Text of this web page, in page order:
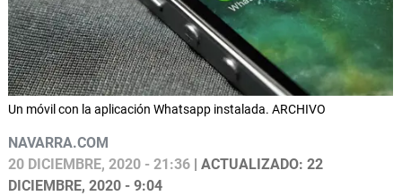
Un móvil con la aplicación Whatsapp instalada. ARCHIVO
NAVARRA.COM
20 DICIEMBRE, 2020 - 21:36 | ACTUALIZADO: 22
DICIEMBRE, 2020 - 9:04